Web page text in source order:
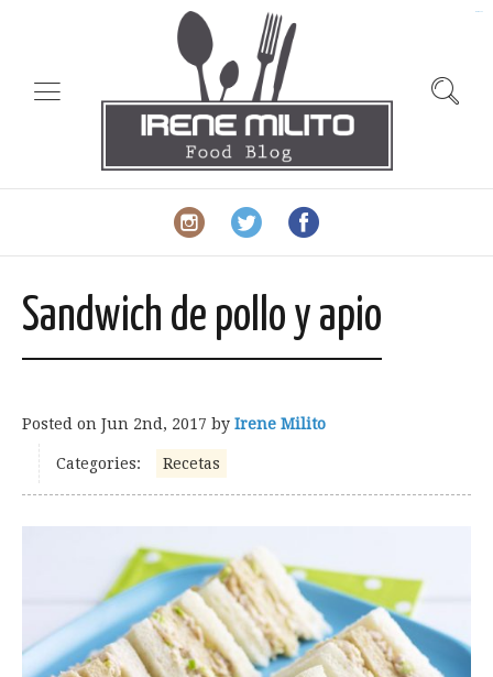
Sandwich de pollo y apio
Posted on Jun 2nd, 2017 by Irene Milito
Categories: Recetas